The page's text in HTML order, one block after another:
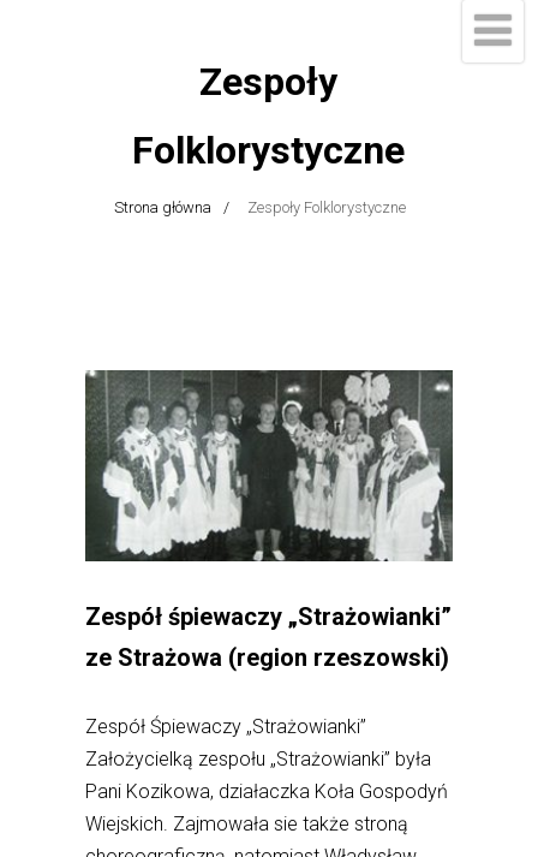
Zespoły
Folklorystyczne
Strona główna Zespoły Folklorystyczne
Zespół śpiewaczy „Strażowianki”
ze Strażowa (region rzeszowski)
Zespół Śpiewaczy „Strażowianki”
Założycielką zespołu „Strażowianki” była
Pani Kozikowa, działaczka Koła Gospodyń
Wiejskich. Zajmowała sie także stroną